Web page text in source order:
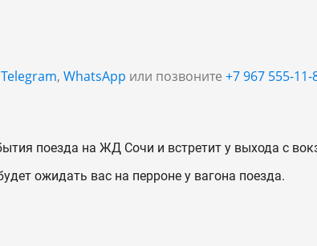
Telegram, WhatsApp или позвоните +7 967 555-11-
поезда на ЖД Сочи и встретит у выхода с
ожидать вас на перроне у вагона поезда.